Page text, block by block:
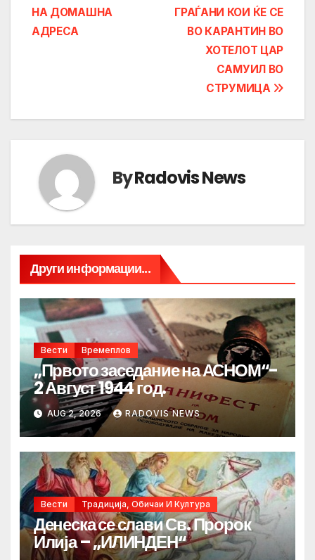
ГРАЃАНИ КОИ ЌЕ СЕ
ВО КАРАНТИН ВО
ХОТЕЛОТ ЦАР
САМУИЛ ВО
СТРУМИЦА
НА ДОМАШНА
АДРЕСА
ByRadovis News
Други информации...
Вести Времеплов
„Првото заседание на АСНОМ“-
2 Август 1944 год.
AUG 2, 2026 RADOVIS NEWS
Вести Традиција, Обичаи И Култура
Денеска се слави Св. Пророк
Илија – „ИЛИНДЕН“